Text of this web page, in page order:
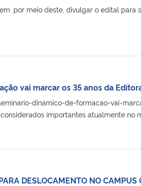
por meio deste, divulgar o edital
vai marcar os 35 anos da
dinamico-de-formacao-vai-
importantes atualmente no
DESLOCAMENTO NO CAMPUS